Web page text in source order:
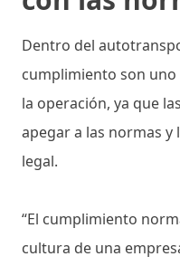
Dentro del
cumplimiento son uno
la operación, ya que
apegar a las normas
legal.
“El cumplimiento
cultura de una